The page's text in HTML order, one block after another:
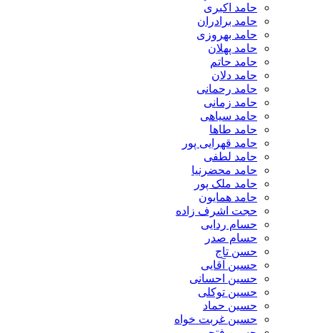
حامد اکبری
حامد برادران
حامد بهروزی
حامد پهلان
حامد حاتم
حامد دلان
حامد رحمانی
حامد زمانی
حامد سیاهی
حامد طاها
حامد قهرایی پور
حامد لطفی
حامد محضرنیا
حامد ملک پور
حامد همایون
حجت اشرف زاده
حسام ردایی
حسام صدر
حسن تاج
حسین آقایی
حسین احسانی
حسین توکلی
حسین حماد
حسین غربت خواه